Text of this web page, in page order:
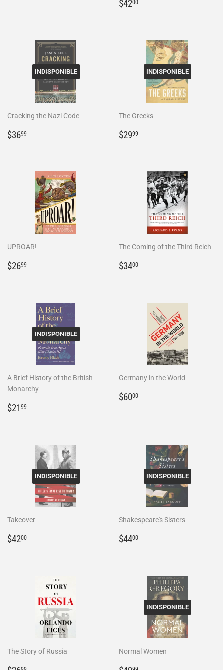
Prix
$4200
INDISPONIBLE
Cracking the Nazi Code
Prix
$3699
INDISPONIBLE
The Greeks
Prix
$2999
UPROAR!
Prix
$2699
The Coming of the Third Reich
Prix
$3400
INDISPONIBLE
A Brief History of the British
Monarchy
Prix
$21 99
Germany in the World
Prix
$6000
INDISPONIBLE
Takeover
Prix
$4200
INDISPONIBLE
Shakespeare's Sisters
Prix
$4400
The Story of Russia
INDISPONIBLE
Normal Women